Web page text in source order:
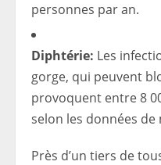
personnes par an.
Diphtérie: Les
gorge, qui peuvent
provoquent entre 8
selon les données
Près d’un tiers de